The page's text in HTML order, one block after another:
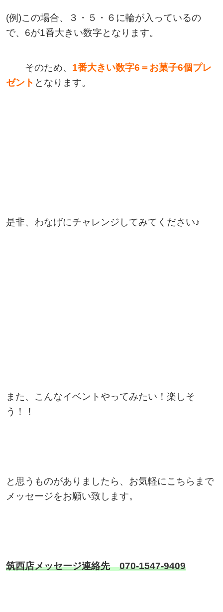
(例)この場合、３・５・６に輪が入っているの
で、6が1番大きい数字となります。
そのため、 1番大きい数字6＝お菓子6個プレ
ゼント となります。
是非、わなげにチャレンジしてみてください♪
また、こんなイベントやってみたい！楽しそ
う！！
と思うものがありましたら、お気軽にこちらまで
メッセージをお願い致します。
筑西店メッセージ連絡先 070-1547-9409